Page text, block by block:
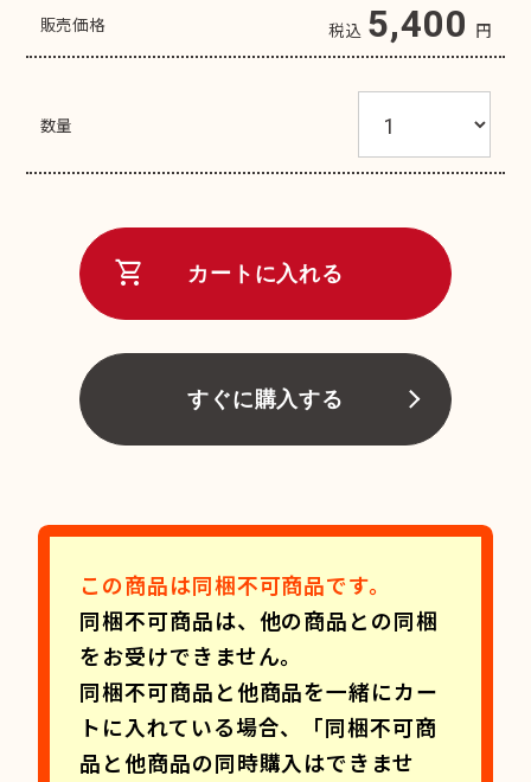
販売価格 税込 5,400 円
数量
shopping_cart カートに入れる
すぐに購入する
この商品は同梱不可商品です。
同梱不可商品は、他の商品との同梱
をお受けできません。
同梱不可商品と他商品を一緒にカー
トに入れている場合、「同梱不可商
品と他商品の同時購入はできませ